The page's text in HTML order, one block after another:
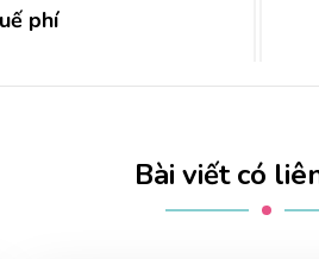
phí
Bài viết có